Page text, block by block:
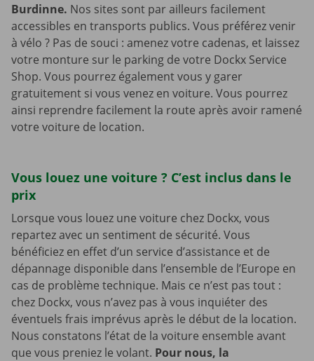
Burdinne. Nos sites sont par ailleurs facilement
accessibles en transports publics. Vous préférez venir
à vélo ? Pas de souci : amenez votre cadenas, et laissez
votre monture sur le parking de votre Dockx Service
Shop. Vous pourrez également vous y garer
gratuitement si vous venez en voiture. Vous pourrez
ainsi reprendre facilement la route après avoir ramené
votre voiture de location.
Vous louez une voiture ? C’est inclus dans le
prix
Lorsque vous louez une voiture chez Dockx, vous
repartez avec un sentiment de sécurité. Vous
bénéficiez en effet d’un service d’assistance et de
dépannage disponible dans l’ensemble de l’Europe en
cas de problème technique. Mais ce n’est pas tout :
chez Dockx, vous n’avez pas à vous inquiéter des
éventuels frais imprévus après le début de la location.
Nous constatons l’état de la voiture ensemble avant
que vous preniez le volant. Pour nous, la